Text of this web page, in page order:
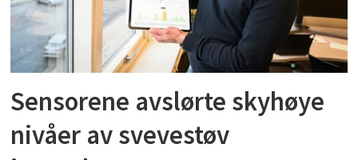
Sensorene avslørte skyhøye
nivåer av svevestøv